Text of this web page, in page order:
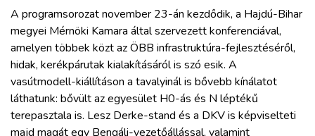
ELLÁTÁSI LÁNC
ZÖLDÚT
HAJÓZÁS
A programsorozat november 23-án kezdődik, a Hajdú-Bihar
megyei Mérnöki Kamara által szervezett konferenciával,
amelyen többek közt az ÖBB infrastruktúra-fejlesztéséről,
hidak, kerékpárutak kialakításáról is szó esik. A
vasútmodell-kiállításon a tavalyinál is bővebb kínálatot
láthatunk: bővült az egyesület H0-ás és N léptékű
terepasztala is. Lesz Derke-stand és a DKV is képviselteti
majd magát egy Bengáli-vezetőállással, valamint